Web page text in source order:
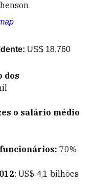
US$ 18,760
dos
o salário médio
70%
: US$ 4,1 bilhões